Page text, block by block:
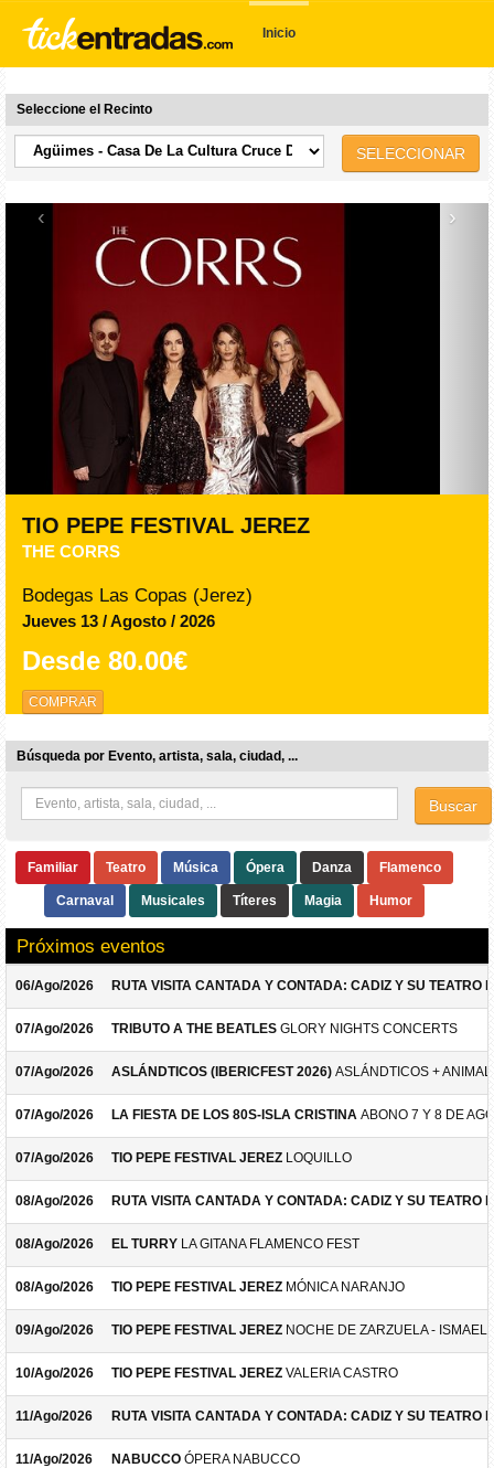
Inicio
Seleccione el Recinto
SELECCIONAR
‹ ›
TIO PEPE FESTIVAL JEREZ
THE CORRS
Bodegas Las Copas (Jerez)
Jueves 13 / Agosto / 2026
Desde 80.00€
COMPRAR
Búsqueda por Evento, artista, sala, ciudad, ...
Buscar
Familiar Teatro Música Ópera Danza Flamenco
Carnaval Musicales Títeres Magia Humor
Próximos eventos
06/Ago/2026 RUTA VISITA CANTADA Y CONTADA: CADIZ Y SU TEATRO
07/Ago/2026 TRIBUTO A THE BEATLES GLORY NIGHTS CONCERTS
07/Ago/2026 ASLÁNDTICOS (IBERICFEST 2026) ASLÁNDTICOS +
07/Ago/2026 LA FIESTA DE LOS 80S-ISLA CRISTINA ABONO 7 Y 8 DE
07/Ago/2026 TIO PEPE FESTIVAL JEREZ LOQUILLO
08/Ago/2026 RUTA VISITA CANTADA Y CONTADA: CADIZ Y SU TEATRO
08/Ago/2026 EL TURRY LA GITANA FLAMENCO FEST
08/Ago/2026 TIO PEPE FESTIVAL JEREZ MÓNICA NARANJO
09/Ago/2026 TIO PEPE FESTIVAL JEREZ NOCHE DE ZARZUELA -
10/Ago/2026 TIO PEPE FESTIVAL JEREZ VALERIA CASTRO
11/Ago/2026 RUTA VISITA CANTADA Y CONTADA: CADIZ Y SU TEATRO
11/Ago/2026 NABUCCO ÓPERA NABUCCO